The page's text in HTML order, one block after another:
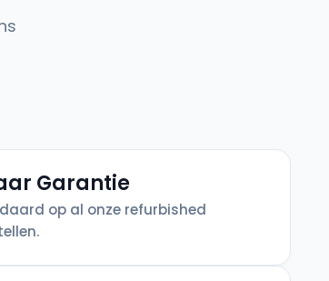
Garantie
op al onze refurbished